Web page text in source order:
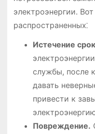
электроэнергии.
распространенных⁚
Истечение
службы, после
давать
привести к
Повреждение.